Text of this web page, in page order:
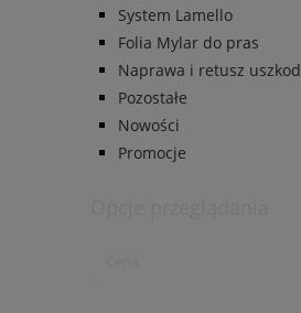
System Lamello
Folia Mylar do pras
Naprawa i retusz
Pozostałe
Nowości
Promocje